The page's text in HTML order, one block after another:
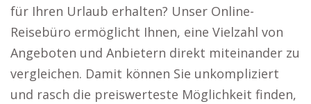
für Ihren Urlaub erhalten? Unser Online-
Reisebüro ermöglicht Ihnen, eine Vielzahl von
Angeboten und Anbietern direkt miteinander zu
vergleichen. Damit können Sie unkompliziert
und rasch die preiswerteste Möglichkeit finden,